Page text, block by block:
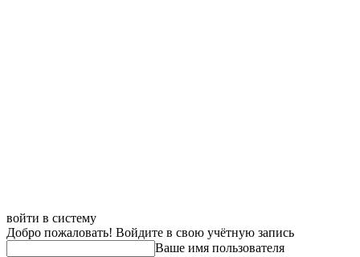
войти в систему
Добро пожаловать! Войдите в свою учётную запись
Ваше имя пользователя